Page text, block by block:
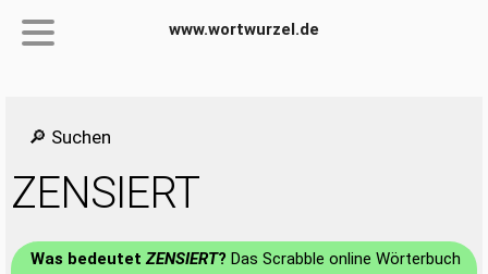
www.wortwurzel.de
🔎 Suchen
ZENSIERT
Was bedeutetZENSIERT? Das Scrabble online Wörterbuch